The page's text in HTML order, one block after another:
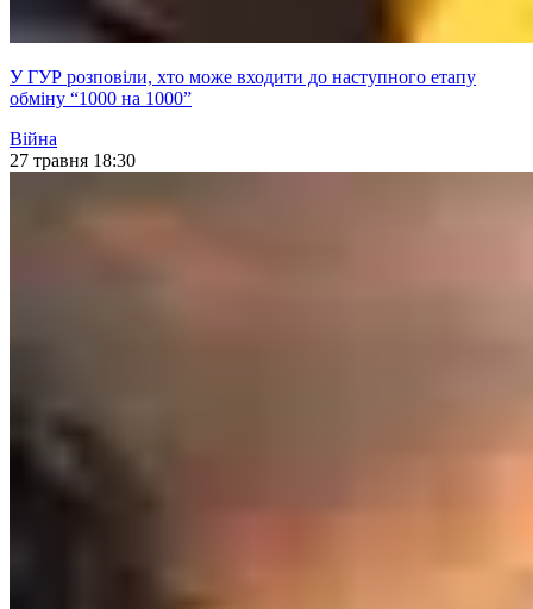
У ГУР розповіли, хто може входити до наступного етапу
обміну “1000 на 1000”
Війна
27 травня 18:30